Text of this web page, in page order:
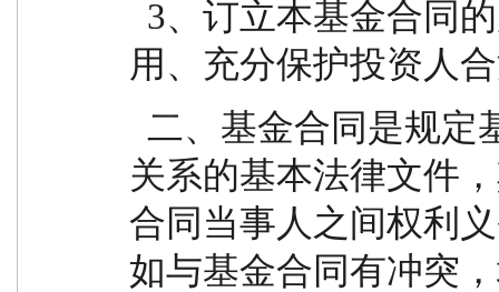
用、充分保护投资人
关系的基本法律文件
合同当事人之间权利
如与基金合同有冲突